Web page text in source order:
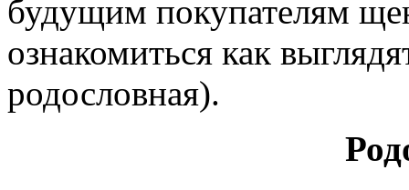
будущим покупателям
ознакомиться как
родословная).